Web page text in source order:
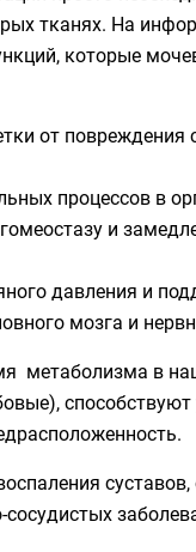
тканях. На
которые
от
процессов в
и
давления и
мозга и
метаболизма в